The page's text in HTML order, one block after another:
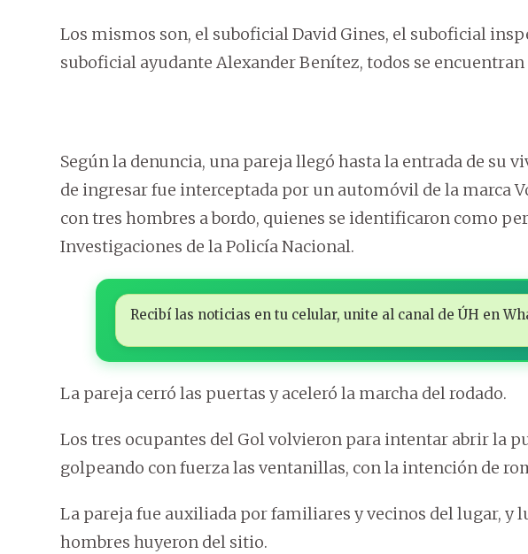
Los mismos son, el suboficial David Gines, el suboficial
suboficial ayudante Alexander Benítez, todos se
Según la denuncia, una pareja llegó hasta la entrada de su
de ingresar fue interceptada por un automóvil de la marca
con tres hombres a bordo, quienes se identificaron como
Investigaciones de la Policía Nacional.
Recibí las noticias en tu celular, unite al canal de ÚH en
La pareja cerró las puertas y aceleró la marcha del rodado.
Los tres ocupantes del Gol volvieron para intentar abrir la
golpeando con fuerza las ventanillas, con la intención de
La pareja fue auxiliada por familiares y vecinos del lugar, y
hombres huyeron del sitio.